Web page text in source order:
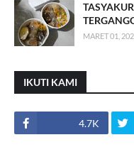
MARET 01,
IKUTI KAMI
4.7K